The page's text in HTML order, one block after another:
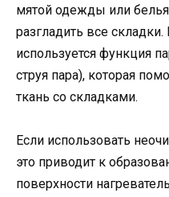
мятой одежды или
разгладить все
используется функция
струя пара), которая
ткань со складками.
Если использовать
это приводит к
поверхности